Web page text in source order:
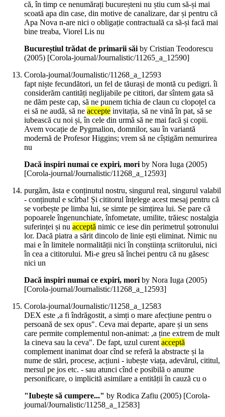
că, în timp ce nenumărați bucureșteni nu știu cum să-și mai
scoată apa din case, din motive de canalizare, dar și pentru că
Apa Nova n-are nici o obligație contractuală ca să-și facă mai
bine treaba, Viorel Lis nu
Bucureștiul trădat de primarii săiby Cristian Teodorescu
(2005) [Corola-journal/Journalistic/11265_a_12590]
Corola-journal/Journalistic/11268_a_12593
fapt niște fecundători, un fel de tăurași de montă cu pedigri. îi
considerăm cantități neglijabile pe cititori, dar sîntem gata să
ne dăm peste cap, să ne punem tichia de claun cu clopoțel ca
ei să ne audă, să ne accepte invitația, să ne vină în pat, să se
iubească cu noi și, în cele din urmă să ne mai facă și copii.
Avem vocație de Pygmalion, domnilor, sau în variantă
modernă de Profesor Higgins; vrem să ne cîștigăm nemurirea
nu
Dacă inspiri numai ce expiri, moriby Nora Iuga (2005)
[Corola-journal/Journalistic/11268_a_12593]
purgăm, ăsta e conținutul nostru, singurul real, singurul valabil
- conținutul e scîrba! Și cititorul înțelege acest mesaj pentru că
se vorbește pe limba lui, se simte pe simțirea lui. Se pare că
popoarele îngenunchiate, înfometate, umilite, trăiesc nostalgia
suferinței și nu acceptă nimic ce iese din perimetrul șotronului
lor. Dacă piatra a sărit dincolo de linie ești eliminat. Nimic nu
mai e în limitele normalității nici în conștiința scriitorului, nici
în cea a cititorului. Mi-e greu să închei pentru că nu găsesc
nici un
Dacă inspiri numai ce expiri, moriby Nora Iuga (2005)
[Corola-journal/Journalistic/11268_a_12593]
Corola-journal/Journalistic/11258_a_12583
DEX este ,a fi îndrăgostit, a simți o mare afecțiune pentru o
persoană de sex opus". Ceva mai departe, apare și un sens
care permite complementul non-animat: ,a ține extrem de mult
la cineva sau la ceva". De fapt, uzul curentacceptă
complement inanimat doar cînd se referă la abstracte și la
nume de stări, procese, acțiuni - iubește viața, adevărul, cititul,
mersul pe jos etc. - sau atunci cînd e posibilă o anume
personificare, o implicită asimilare a entității în cauză cu o
"Iubește să cumpere..." by Rodica Zafiu (2005) [Corola-
journal/Journalistic/11258_a_12583]